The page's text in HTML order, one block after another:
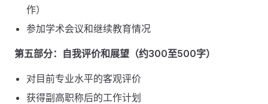
作）
参加学术会议和继续教育情况
第五部分：自我评价和展望（约300至500字）
对目前专业水平的客观评价
获得副高职称后的工作计划